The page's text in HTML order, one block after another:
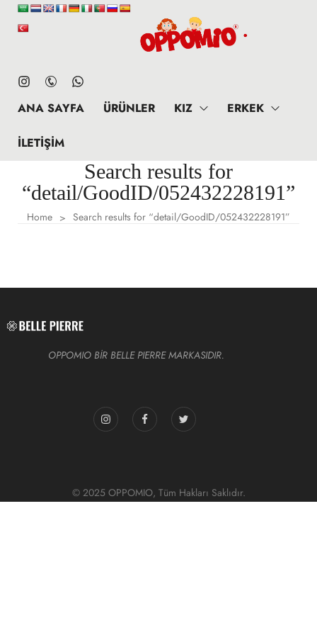
ANA SAYFA ÜRÜNLER KIZ ERKEK
İLETIŞIM
Search results for
“detail/GoodID/052432228191”
Home > Search results for “detail/GoodID/052432228191”
OPPOMIO BİR BELLE PIERRE MARKASIDIR.
© 2025 OPPOMIO, Tüm Hakları Saklıdır.